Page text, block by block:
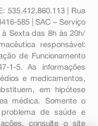
535.412.860.113 | Rua
585 | SAC – Serviço
à Sexta das 8h às 20h/
responsável:
de Funcionamento
1-5. As informações
e medicamentos,
em hipótese
médica. Somente o
de saúde e
consulte o site